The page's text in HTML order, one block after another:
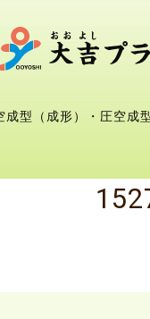
成型（成形）・圧空成